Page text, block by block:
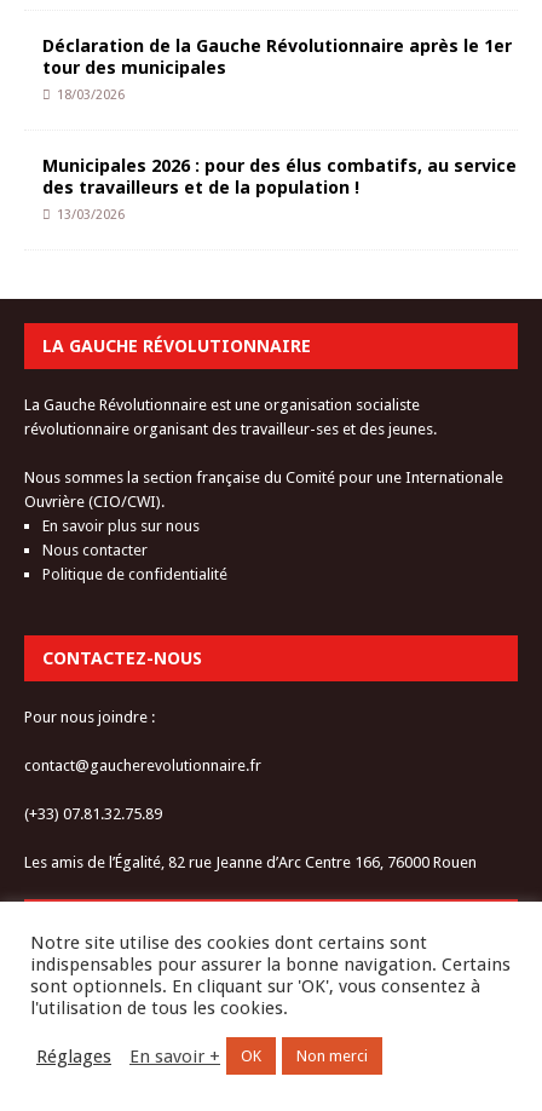
Déclaration de la Gauche Révolutionnaire après le 1er
tour des municipales
18/03/2026
Municipales 2026 : pour des élus combatifs, au service
des travailleurs et de la population !
13/03/2026
LA GAUCHE RÉVOLUTIONNAIRE
La Gauche Révolutionnaire est une organisation socialiste
révolutionnaire organisant des travailleur-ses et des jeunes.
Nous sommes la section française du Comité pour une Internationale
Ouvrière (CIO/CWI).
En savoir plus sur nous
Nous contacter
Politique de confidentialité
CONTACTEZ-NOUS
Pour nous joindre :
contact@gaucherevolutionnaire.fr
(+33) 07.81.32.75.89
Les amis de l’Égalité, 82 rue Jeanne d’Arc Centre 166, 76000 Rouen
Notre site utilise des cookies dont certains sont
indispensables pour assurer la bonne navigation. Certains
sont optionnels. En cliquant sur 'OK', vous consentez à
l'utilisation de tous les cookies.
Réglages En savoir + OK Non merci